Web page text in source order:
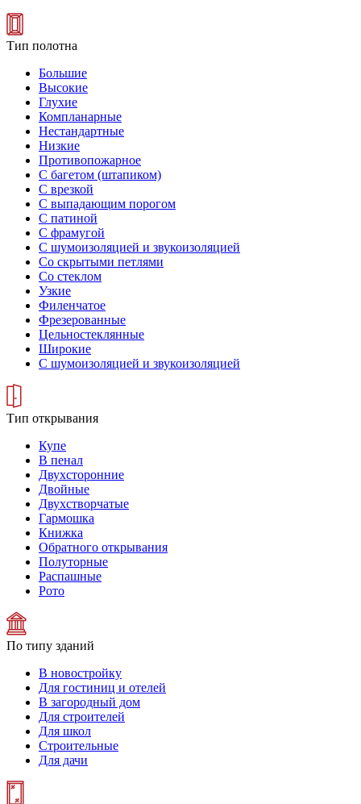
Тип полотна
Большие
Высокие
Глухие
Компланарные
Нестандартные
Низкие
Противопожарное
С багетом (штапиком)
С врезкой
С выпадающим порогом
С патиной
С фрамугой
С шумоизоляцией и звукоизоляцией
Со скрытыми петлями
Со стеклом
Узкие
Филенчатое
Фрезерованные
Цельностеклянные
Широкие
С шумоизоляцией и звукоизоляцией
Тип открывания
Купе
В пенал
Двухсторонние
Двойные
Двухстворчатые
Гармошка
Книжка
Обратного открывания
Полуторные
Распашные
Рото
По типу зданий
В новостройку
Для гостиниц и отелей
В загородный дом
Для строителей
Для школ
Строительные
Для дачи